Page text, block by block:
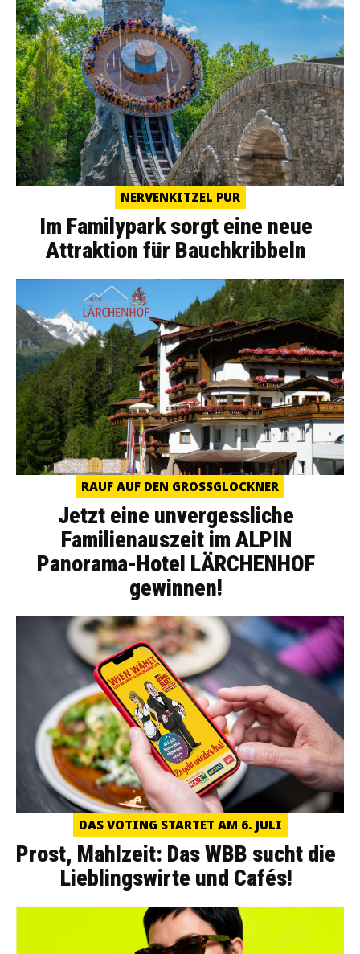
NERVENKITZEL PUR
Im Familypark sorgt eine neue
Attraktion für Bauchkribbeln
RAUF AUF DEN GROSSGLOCKNER
Jetzt eine unvergessliche
Familienauszeit im ALPIN
Panorama-Hotel LÄRCHENHOF
gewinnen!
DAS VOTING STARTET AM 6. JULI
Prost, Mahlzeit: Das WBB sucht die
Lieblingswirte und Cafés!